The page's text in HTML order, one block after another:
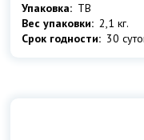
Упаковка: ТВ
Вес упаковки: 2,1 кг.
Срок годности: 30